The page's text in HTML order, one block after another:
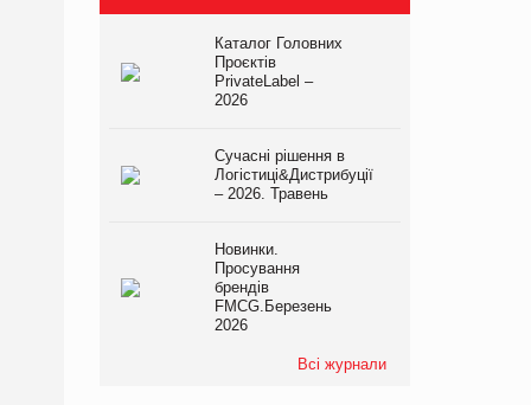
Каталог Головних
Проєктів
PrivateLabel –
2026
Сучасні рішення в
Логістиці&Дистрибуції
– 2026. Травень
Новинки.
Просування
брендів
FMCG.Березень
2026
Всі журнали